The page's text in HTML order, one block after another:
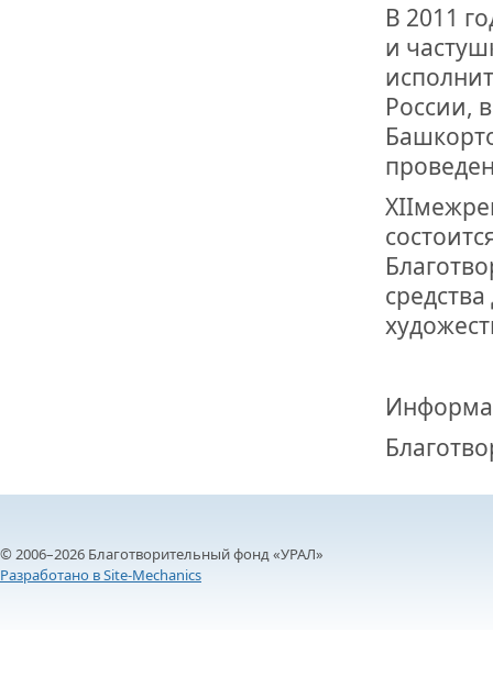
В 2011
и
России,
© 2006–2026 Благотворительный фонд «УРАЛ»
Разработано в Site-Mechanics